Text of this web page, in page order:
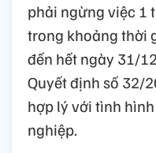
phải ngừng việc 1
trong khoảng thời
đến hết ngày 31/
Quyết định số 32/
hợp lý với tình
nghiệp.